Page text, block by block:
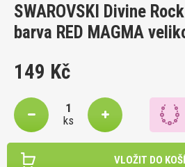
SWAROVSKI Divine
barva RED MAGMA
149 Kč
ks
VLOŽIT DO